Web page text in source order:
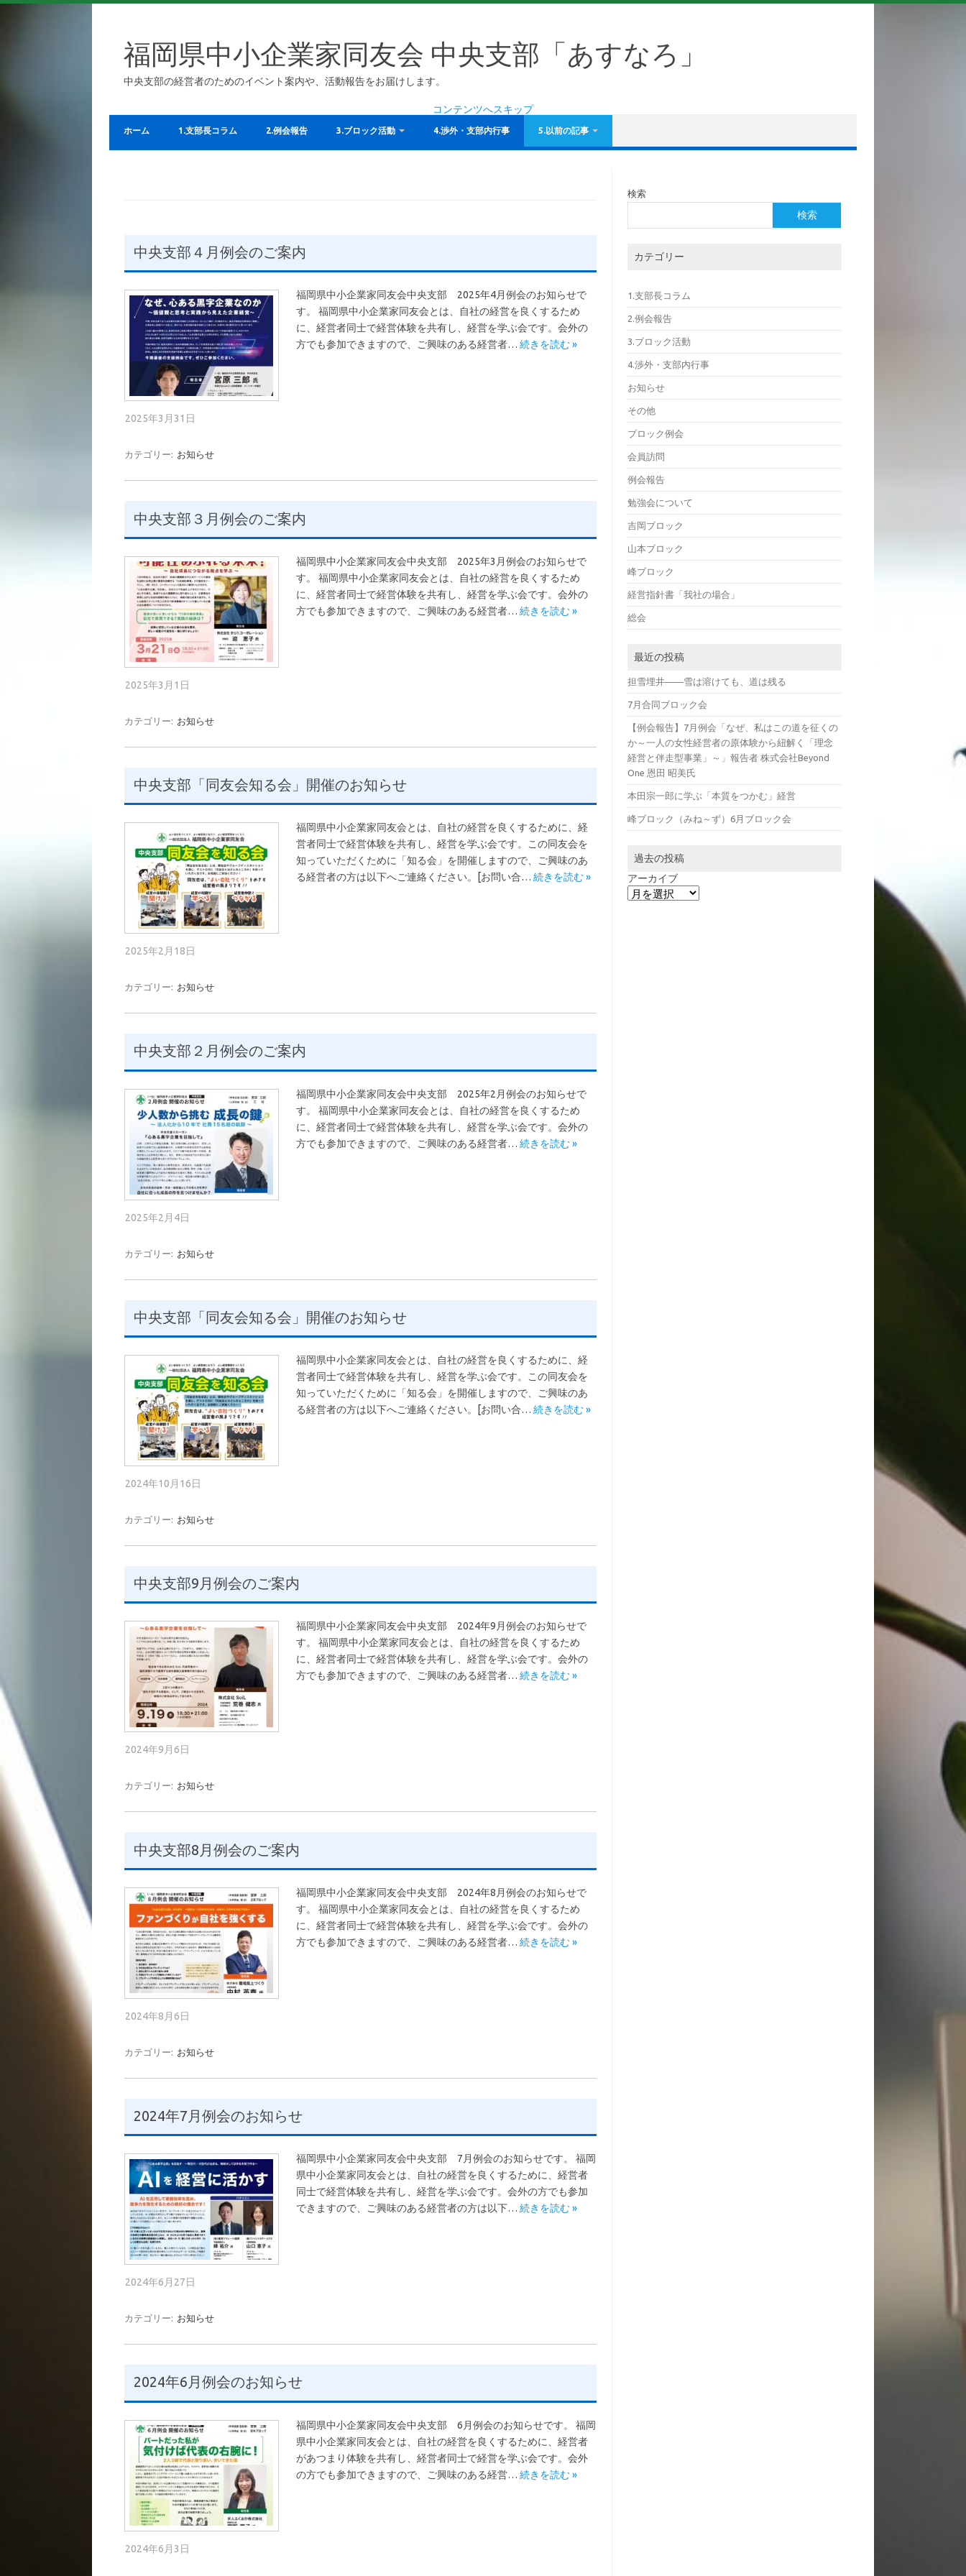
福岡県中小企業家同友会 中央支部「あすなろ」
中央支部の経営者のためのイベント案内や、活動報告をお届けします。
コンテンツへスキップ
ホーム 1.支部長コラム 2.例会報告 3.ブロック活動 4.渉外・支部内行事 5.以前の記事
中央支部４月例会のご案内
福岡県中小企業家同友会中央支部 2025年4月例会のお知らせで
す。 福岡県中小企業家同友会とは、自社の経営を良くするため
に、経営者同士で経営体験を共有し、経営を学ぶ会です。会外の
方でも参加できますので、ご興味のある経営者… 続きを読む »
2025年3月31日
カテゴリー: お知らせ
中央支部３月例会のご案内
福岡県中小企業家同友会中央支部 2025年3月例会のお知らせで
す。 福岡県中小企業家同友会とは、自社の経営を良くするため
に、経営者同士で経営体験を共有し、経営を学ぶ会です。会外の
方でも参加できますので、ご興味のある経営者… 続きを読む »
2025年3月1日
カテゴリー: お知らせ
中央支部「同友会知る会」開催のお知らせ
福岡県中小企業家同友会とは、自社の経営を良くするために、経
営者同士で経営体験を共有し、経営を学ぶ会です。この同友会を
知っていただくために「知る会」を開催しますので、ご興味のあ
る経営者の方は以下へご連絡ください。[お問い合… 続きを読む »
2025年2月18日
カテゴリー: お知らせ
中央支部２月例会のご案内
福岡県中小企業家同友会中央支部 2025年2月例会のお知らせで
す。 福岡県中小企業家同友会とは、自社の経営を良くするため
に、経営者同士で経営体験を共有し、経営を学ぶ会です。会外の
方でも参加できますので、ご興味のある経営者… 続きを読む »
2025年2月4日
カテゴリー: お知らせ
中央支部「同友会知る会」開催のお知らせ
福岡県中小企業家同友会とは、自社の経営を良くするために、経
営者同士で経営体験を共有し、経営を学ぶ会です。この同友会を
知っていただくために「知る会」を開催しますので、ご興味のあ
る経営者の方は以下へご連絡ください。[お問い合… 続きを読む »
2024年10月16日
カテゴリー: お知らせ
中央支部9月例会のご案内
福岡県中小企業家同友会中央支部 2024年9月例会のお知らせで
す。 福岡県中小企業家同友会とは、自社の経営を良くするため
に、経営者同士で経営体験を共有し、経営を学ぶ会です。会外の
方でも参加できますので、ご興味のある経営者… 続きを読む »
2024年9月6日
カテゴリー: お知らせ
中央支部8月例会のご案内
福岡県中小企業家同友会中央支部 2024年8月例会のお知らせで
す。 福岡県中小企業家同友会とは、自社の経営を良くするため
に、経営者同士で経営体験を共有し、経営を学ぶ会です。会外の
方でも参加できますので、ご興味のある経営者… 続きを読む »
2024年8月6日
カテゴリー: お知らせ
2024年7月例会のお知らせ
福岡県中小企業家同友会中央支部 7月例会のお知らせです。 福岡
県中小企業家同友会とは、自社の経営を良くするために、経営者
同士で経営体験を共有し、経営を学ぶ会です。会外の方でも参加
できますので、ご興味のある経営者の方は以下… 続きを読む »
2024年6月27日
カテゴリー: お知らせ
2024年6月例会のお知らせ
福岡県中小企業家同友会中央支部 6月例会のお知らせです。 福岡
県中小企業家同友会とは、自社の経営を良くするために、経営者
があつまり体験を共有し、経営者同士で経営を学ぶ会です。会外
の方でも参加できますので、ご興味のある経営… 続きを読む »
2024年6月3日
検索
検索
カテゴリー
1.支部長コラム
2.例会報告
3.ブロック活動
4.渉外・支部内行事
お知らせ
その他
ブロック例会
会員訪問
例会報告
勉強会について
吉岡ブロック
山本ブロック
峰ブロック
経営指針書「我社の場合」
総会
最近の投稿
担雪埋井――雪は溶けても、道は残る
7月合同ブロック会
【例会報告】7月例会「なぜ、私はこの道を征くの
か～一人の女性経営者の原体験から紐解く「理念
経営と伴走型事業」～」報告者 株式会社Beyond
One 恩田 昭美氏
本田宗一郎に学ぶ「本質をつかむ」経営
峰ブロック（みね～ず）6月ブロック会
過去の投稿
アーカイブ